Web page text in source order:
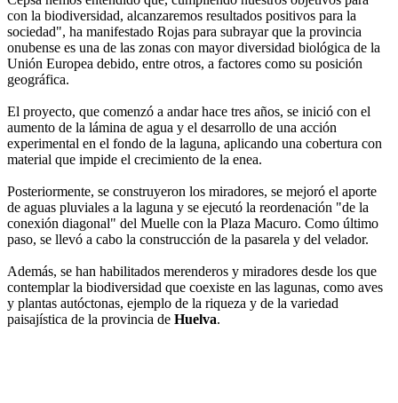
con la biodiversidad, alcanzaremos resultados positivos para la
sociedad", ha manifestado Rojas para subrayar que la provincia
onubense es una de las zonas con mayor diversidad biológica de la
Unión Europea debido, entre otros, a factores como su posición
geográfica.
El proyecto, que comenzó a andar hace tres años, se inició con el
aumento de la lámina de agua y el desarrollo de una acción
experimental en el fondo de la laguna, aplicando una cobertura con
material que impide el crecimiento de la enea.
Posteriormente, se construyeron los miradores, se mejoró el aporte
de aguas pluviales a la laguna y se ejecutó la reordenación "de la
conexión diagonal" del Muelle con la Plaza Macuro. Como último
paso, se llevó a cabo la construcción de la pasarela y del velador.
Además, se han habilitados merenderos y miradores desde los que
contemplar la biodiversidad que coexiste en las lagunas, como aves
y plantas autóctonas, ejemplo de la riqueza y de la variedad
paisajística de la provincia de Huelva.